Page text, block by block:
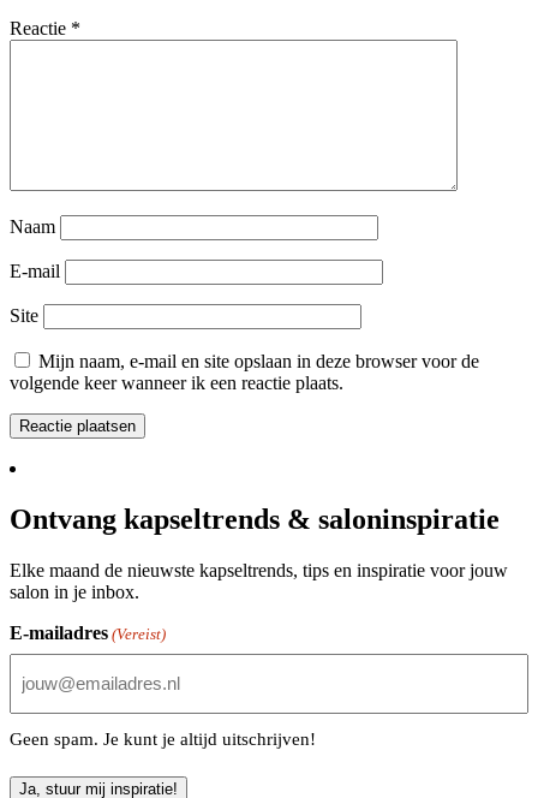
Reactie *
Naam
E-mail
Site
Mijn naam, e-mail en site opslaan in deze browser voor de
volgende keer wanneer ik een reactie plaats.
Ontvang kapseltrends & saloninspiratie
Elke maand de nieuwste kapseltrends, tips en inspiratie voor jouw
salon in je inbox.
E-mailadres (Vereist)
Geen spam. Je kunt je altijd uitschrijven!
Ja, stuur mij inspiratie!